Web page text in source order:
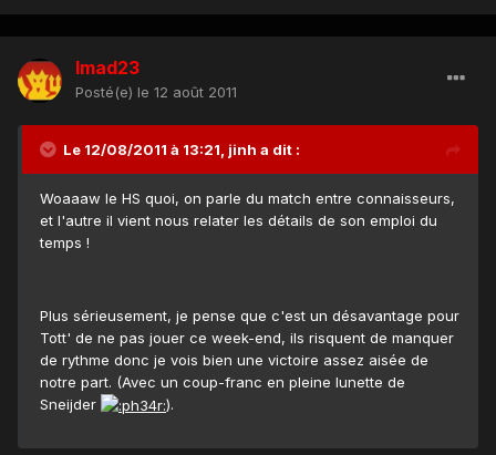
Imad23
Posté(e) le 12 août 2011
Le 12/08/2011 à 13:21, jinh a dit :
Woaaaw le HS quoi, on parle du match entre connaisseurs,
et l'autre il vient nous relater les détails de son emploi du
temps !
Plus sérieusement, je pense que c'est un désavantage pour
Tott' de ne pas jouer ce week-end, ils risquent de manquer
de rythme donc je vois bien une victoire assez aisée de
notre part. (Avec un coup-franc en pleine lunette de
Sneijder
).